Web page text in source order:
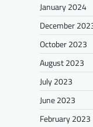
January 2024
December
October 2023
August 2023
July 2023
June 2023
February 2023